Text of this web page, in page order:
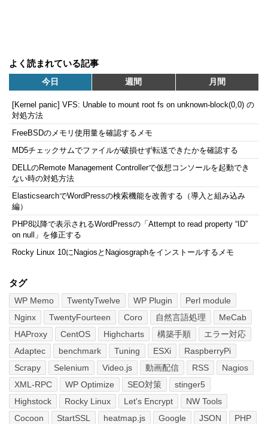
よく読まれている記事
今日 週間 月間
[Kernel panic] VFS: Unable to mount root fs on unknown-block(0,0) の
対処方法
FreeBSDのメモリ使用量を確認するメモ
MD5チェックサムでファイルが破損せず転送できたかを確認する
DELLのRemote Management Controllerで仮想コンソールを起動でき
ない時の対処方法
ElasticsearchでWordPressの検索機能を改善する（導入と組み込み
編）
PHP8以降で表示されるWordPressの「Attempt to read property “ID”
on null」を修正する
Rocky Linux 10にNagiosとNagiosgraphをインストールするメモ
タグ
WP Memo TwentyTwelve WP Plugin
Perl module
Nginx
TwentyFourteen Coro 自然言語処理
MeCab
HAProxy
CentOS Highcharts 構築手順
エラー対応
Adaptec
benchmark Tuning ESXi
RaspberryPi
Scrapy
Selenium Video.js 動画配信 RSS
Nagios
XML-RPC
WP Optimize SEO対策
stinger5
Highstock
Rocky Linux Let's Encrypt
NW Tools
Cocoon
StartSSL heatmap.js Google JSON PHP